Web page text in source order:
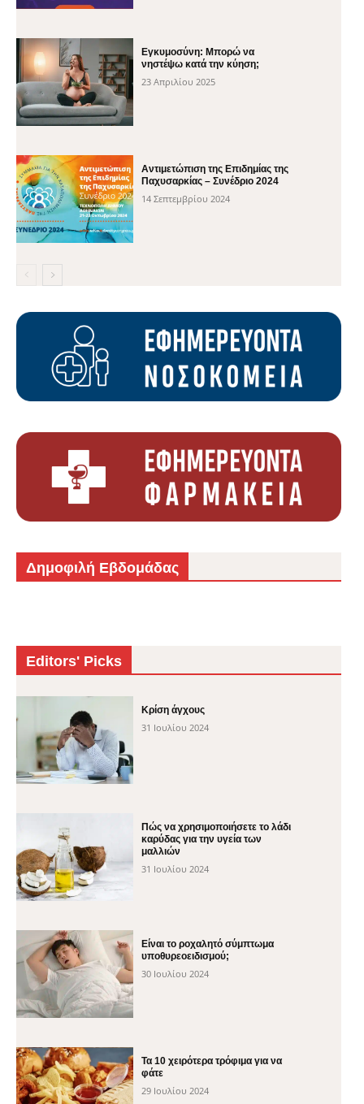
Εγκυμοσύνη: Μπορώ να
νηστέψω κατά την κύηση;
23 Απριλίου 2025
Αντιμετώπιση της Επιδημίας της
Παχυσαρκίας – Συνέδριο 2024
14 Σεπτεμβρίου 2024
Δημοφιλή Εβδομάδας
Editors' Picks
Κρίση άγχους
31 Ιουλίου 2024
Πώς να χρησιμοποιήσετε το λάδι
καρύδας για την υγεία των
μαλλιών
31 Ιουλίου 2024
Είναι το ροχαλητό σύμπτωμα
υποθυρεοειδισμού;
30 Ιουλίου 2024
Τα 10 χειρότερα τρόφιμα για να
φάτε
29 Ιουλίου 2024